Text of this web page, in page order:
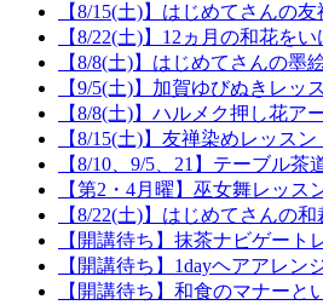
【8/15(土)】はじめてさんの
【8/22(土)】12ヵ月の和花を
【8/8(土)】はじめてさんの墨
【9/5(土)】加賀ゆびぬきレッ
【8/8(土)】ハルメク押し花ア
【8/15(土)】友禅染めレッス
【8/10、9/5、21】テーブル
【第2・4月曜】巫女舞レッス
【8/22(土)】はじめてさんの
【開講待ち】抹茶ナビゲート
【開講待ち】1dayヘアアレ
【開講待ち】和食のマナーと